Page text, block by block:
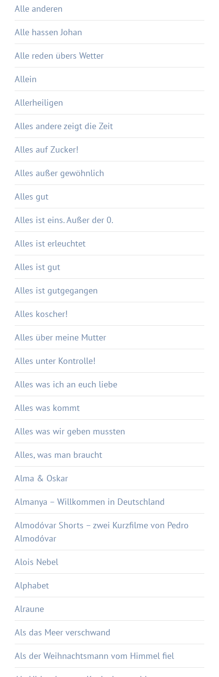
Alle anderen
Alle hassen Johan
Alle reden übers Wetter
Allein
Allerheiligen
Alles andere zeigt die Zeit
Alles auf Zucker!
Alles außer gewöhnlich
Alles gut
Alles ist eins. Außer der 0.
Alles ist erleuchtet
Alles ist gut
Alles ist gutgegangen
Alles koscher!
Alles über meine Mutter
Alles unter Kontrolle!
Alles was ich an euch liebe
Alles was kommt
Alles was wir geben mussten
Alles, was man braucht
Alma & Oskar
Almanya – Willkommen in Deutschland
Almodóvar Shorts – zwei Kurzfilme von Pedro
Almodóvar
Alois Nebel
Alphabet
Alraune
Als das Meer verschwand
Als der Weihnachtsmann vom Himmel fiel